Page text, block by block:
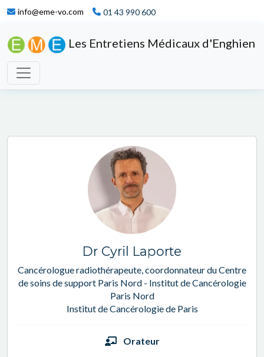
info@eme-vo.com 01 43 990 600
Les Entretiens Médicaux d'Enghien
Dr Cyril Laporte
Cancérologue radiothérapeute, coordonnateur du Centre
de soins de support Paris Nord - Institut de Cancérologie
Paris Nord
Institut de Cancérologie de Paris
Orateur